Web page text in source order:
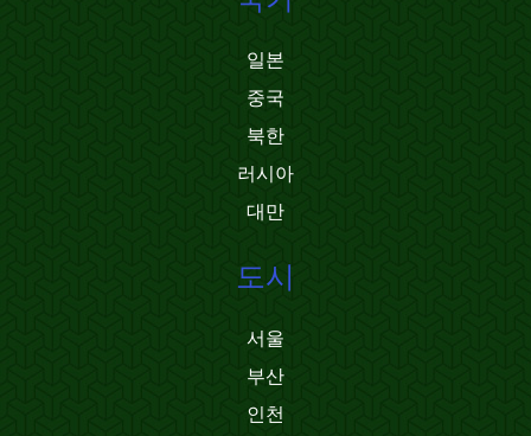
일본
중국
북한
러시아
대만
도시
서울
부산
인천